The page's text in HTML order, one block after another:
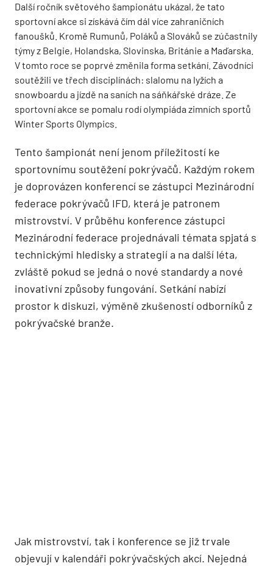
Další ročník světového šampionátu ukázal, že tato
sportovní akce si získává čím dál více zahraničních
fanoušků. Kromě Rumunů, Poláků a Slováků se zúčastnily
týmy z Belgie, Holandska, Slovinska, Británie a Maďarska.
V tomto roce se poprvé změnila forma setkání. Závodníci
soutěžili ve třech disciplínách: slalomu na lyžích a
snowboardu a jízdě na saních na sáňkářské dráze. Ze
sportovní akce se pomalu rodí olympiáda zimních sportů
Winter Sports Olympics.
Tento šampionát není jenom příležitostí ke
sportovnímu soutěžení pokrývačů. Každým rokem
je doprovázen konferencí se zástupci Mezinárodní
federace pokrývačů IFD, která je patronem
mistrovství. V průběhu konference zástupci
Mezinárodní federace projednávali témata spjatá s
technickými hledisky a strategií a na další léta,
zvláště pokud se jedná o nové standardy a nové
inovativní způsoby fungování. Setkání nabízí
prostor k diskuzi, výměně zkušeností odborníků z
pokrývačské branže.
Jak mistrovství, tak i konference se již trvale
objevují v kalendáři pokrývačských akcí. Nejedná